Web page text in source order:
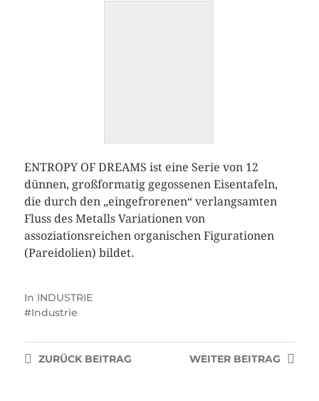
ENTROPY OF DREAMS ist eine Serie von 12
dünnen, großformatig gegossenen Eisentafeln,
die durch den „eingefrorenen“ verlangsamten
Fluss des Metalls Variationen von
assoziationsreichen organischen Figurationen
(Pareidolien) bildet.
In INDUSTRIE
Industrie
WEITER BEITRAG
ZURÜCKBEITRAG